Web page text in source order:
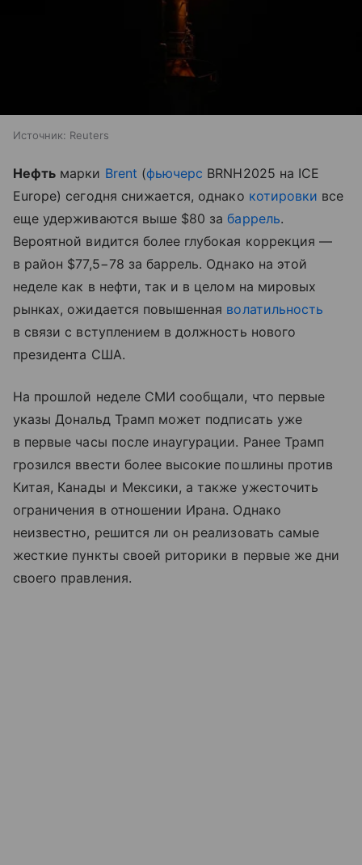
Источник: Reuters
Нефть марки Brent (фьючерс BRNH2025 на ICE
Europe) сегодня снижается, однако котировки все
еще удерживаются выше $80 забаррель.
Вероятной видится более глубокая коррекция —
в район $77,5−78 за баррель. Однако на этой
неделе как в нефти, так и в целом на мировых
рынках, ожидается повышенная волатильность
в связи с вступлением в должность нового
президента США.
На прошлой неделе СМИ сообщали, что первые
указы Дональд Трамп может подписать уже
в первые часы после инаугурации. Ранее Трамп
грозился ввести более высокие пошлины против
Китая, Канады и Мексики, а также ужесточить
ограничения в отношении Ирана. Однако
неизвестно, решится ли он реализовать самые
жесткие пункты своей риторики в первые же дни
своего правления.